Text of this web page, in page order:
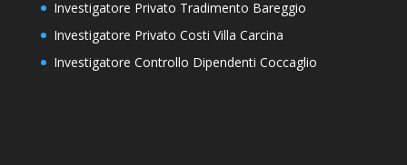
Investigatore Privato Tradimento Bareggio
Investigatore Privato Costi Villa Carcina
Investigatore Controllo Dipendenti Coccaglio